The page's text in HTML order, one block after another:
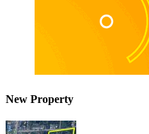
New Property